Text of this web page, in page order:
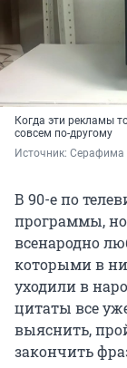
Когда эти рекламы
совсем по-другому
Источник: Серафима
В 90-е по
программы,
всенародно
которыми в
уходили в
цитаты все
выяснить,
закончить